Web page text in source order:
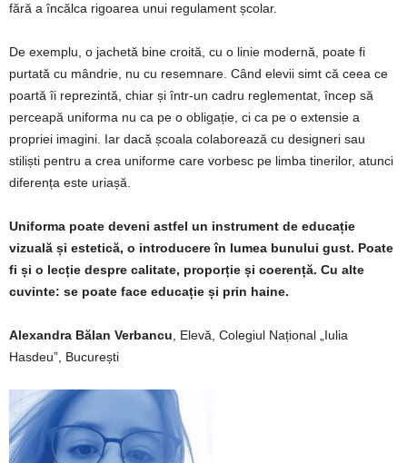
fără a încălca rigoarea unui regulament școlar.
De exemplu, o jachetă bine croită, cu o linie modernă, poate fi
purtată cu mândrie, nu cu resemnare. Când elevii simt că ceea ce
poartă îi reprezintă, chiar și într-un cadru reglementat, încep să
perceapă uniforma nu ca pe o obligație, ci ca pe o extensie a
propriei imagini. Iar dacă școala colaborează cu designeri sau
stiliști pentru a crea uniforme care vorbesc pe limba tinerilor, atunci
diferența este uriașă.
Uniforma poate deveni astfel un instrument de educație
vizuală și estetică, o introducere în lumea bunului gust. Poate
fi și o lecție despre calitate, proporție și coerență. Cu alte
cuvinte: se poate face educație și prin haine.
Alexandra Bălan Verbancu , Elevă, Colegiul Național „Iulia
Hasdeu”, București